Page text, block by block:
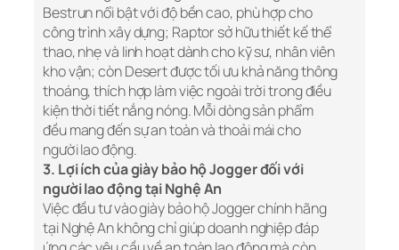
Bestrun nổi bật với độ bền cao, phù hợp cho
công trình xây dựng; Raptor sở hữu thiết kế thể
thao, nhẹ và linh hoạt dành cho kỹ sư, nhân viên
kho vận; còn Desert được tối ưu khả năng thông
thoáng, thích hợp làm việc ngoài trời trong điều
kiện thời tiết nắng nóng. Mỗi dòng sản phẩm
đều mang đến sự an toàn và thoải mái cho
người lao động.
3. Lợi ích của giày bảo hộ Jogger đối với
người lao động tại Nghệ An
Việc đầu tư vào giày bảo hộ Jogger chính hãng
tại Nghệ An không chỉ giúp doanh nghiệp đáp